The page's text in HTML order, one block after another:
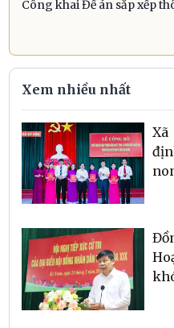
Công khai Đề án sắp xếp
Xem nhiều nhất